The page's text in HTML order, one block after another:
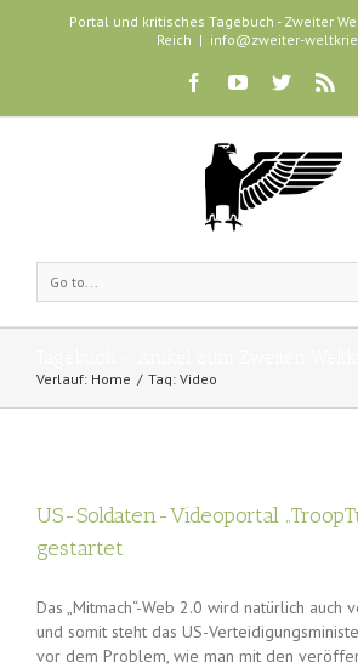
Portal und kritisches Tagebuch - Zweiter
Reich | info@zweiter-
Go to...
Verlauf: Home Tag: Video
US-Soldaten-Videoportal
gestartet
Das „Mitmach“-Web 2.0 wird natürlich auch
und somit steht das US-
vor dem Problem, wie man mit den